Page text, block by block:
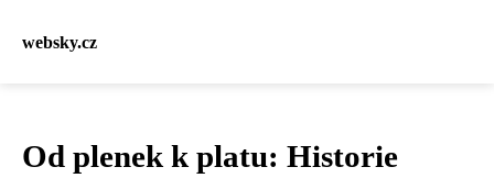
websky.cz
Od plenek k platu: Historie